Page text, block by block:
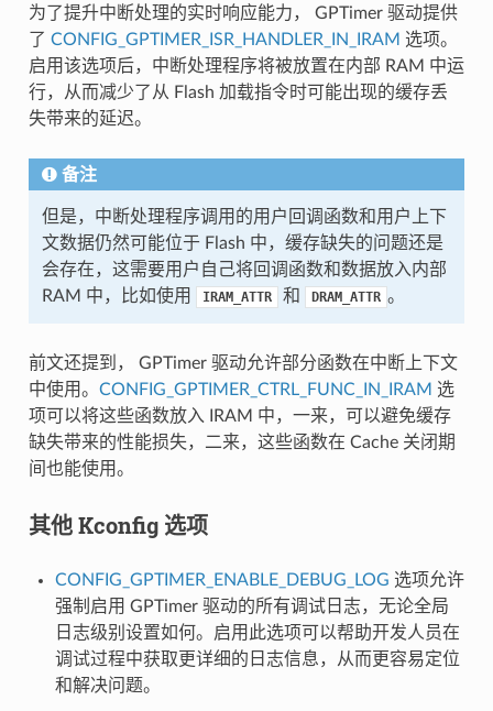
为了提升中断处理的实时响应能力， GPTimer 驱动提供
了 CONFIG_GPTIMER_ISR_HANDLER_IN_IRAM 选项。
启用该选项后，中断处理程序将被放置在内部 RAM 中运
行，从而减少了从 Flash 加载指令时可能出现的缓存丢
失带来的延迟。
备注
但是，中断处理程序调用的用户回调函数和用户上下
文数据仍然可能位于 Flash 中，缓存缺失的问题还是
会存在，这需要用户自己将回调函数和数据放入内部
RAM 中，比如使用
IRAM_ATTR 和 DRAM_ATTR 。
前文还提到， GPTimer 驱动允许部分函数在中断上下文
中使用。 CONFIG_GPTIMER_CTRL_FUNC_IN_IRAM 选
项可以将这些函数放入 IRAM 中，一来，可以避免缓存
缺失带来的性能损失，二来，这些函数在 Cache 关闭期
间也能使用。
其他 Kconfig 选项
CONFIG_GPTIMER_ENABLE_DEBUG_LOG 选项允许
强制启用 GPTimer 驱动的所有调试日志，无论全局
日志级别设置如何。启用此选项可以帮助开发人员在
调试过程中获取更详细的日志信息，从而更容易定位
和解决问题。